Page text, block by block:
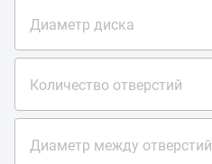
Диаметр диска
Количество отверстий
Диаметр между отверстий